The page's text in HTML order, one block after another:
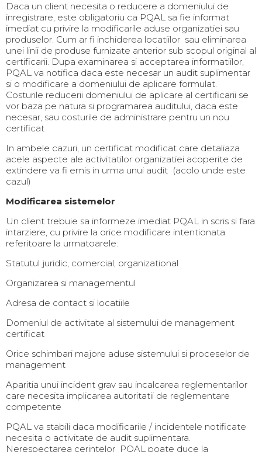
Daca un client necesita o reducere a domeniului de
inregistrare, este obligatoriu ca PQAL sa fie informat
imediat cu privire la modificarile aduse organizatiei sau
produselor. Cum ar fi inchiderea locatiilor sau eliminarea
unei linii de produse furnizate anterior sub scopul original al
certificarii. Dupa examinarea si acceptarea informatiilor,
PQAL va notifica daca este necesar un audit suplimentar
si o modificare a domeniului de aplicare formulat.
Costurile reducerii domeniului de aplicare al certificarii se
vor baza pe natura si programarea auditului, daca este
necesar, sau costurile de administrare pentru un nou
certificat
In ambele cazuri, un certificat modificat care detaliaza
acele aspecte ale activitatilor organizatiei acoperite de
extindere va fi emis in urma unui audit (acolo unde este
cazul)
Modificarea sistemelor
Un client trebuie sa informeze imediat PQAL in scris si fara
intarziere, cu privire la orice modificare intentionata
referitoare la urmatoarele:
Statutul juridic, comercial, organizational
Organizarea si managementul
Adresa de contact si locatiile
Domeniul de activitate al sistemului de management
certificat
Orice schimbari majore aduse sistemului si proceselor de
management
Aparitia unui incident grav sau incalcarea reglementarilor
care necesita implicarea autoritatii de reglementare
competente
PQAL va stabili daca modificarile / incidentele notificate
necesita o activitate de audit suplimentara.
Nerespectarea cerintelor PQAL poate duce la